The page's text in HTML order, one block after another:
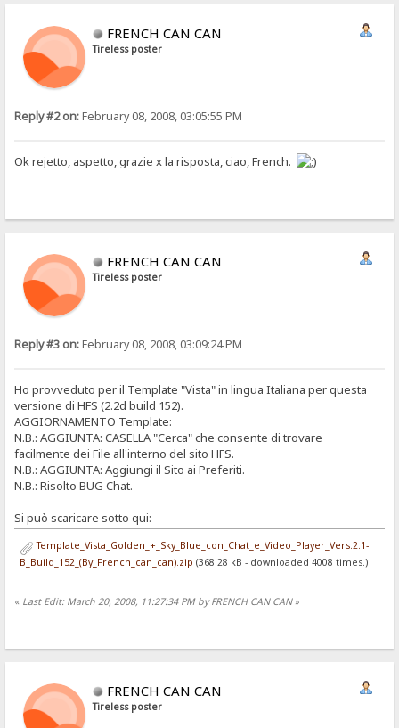
FRENCH CAN CAN
Tireless poster
Reply #2 on:February 08, 2008, 03:05:55 PM
Ok rejetto, aspetto, grazie x la risposta, ciao, French.
FRENCH CAN CAN
Tireless poster
Reply #3 on:February 08, 2008, 03:09:24 PM
Ho provveduto per il Template "Vista" in lingua Italiana per questa
versione di HFS (2.2d build 152).
AGGIORNAMENTO Template:
N.B.: AGGIUNTA: CASELLA "Cerca" che consente di trovare
facilmente dei File all'interno del sito HFS.
N.B.: AGGIUNTA: Aggiungi il Sito ai Preferiti.
N.B.: Risolto BUG Chat.
Si può scaricare sotto qui:
Template_Vista_Golden_+_Sky_Blue_con_Chat_e_Video_Player_Vers.2.1-
B_Build_152_(By_French_can_can).zip (368.28 kB - downloaded 4008 times.)
« Last Edit: March 20, 2008, 11:27:34 PM by FRENCH CAN CAN»
FRENCH CAN CAN
Tireless poster